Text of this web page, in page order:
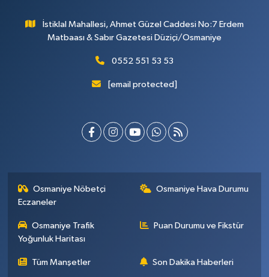
İstiklal Mahallesi, Ahmet Güzel Caddesi No:7 Erdem
Matbaası & Sabır Gazetesi Düziçi/Osmaniye
0552 551 53 53
[email protected]
Osmaniye Nöbetçi
Eczaneler
Osmaniye Hava Durumu
Osmaniye Trafik
Yoğunluk Haritası
Puan Durumu ve Fikstür
Tüm Manşetler Son Dakika Haberleri